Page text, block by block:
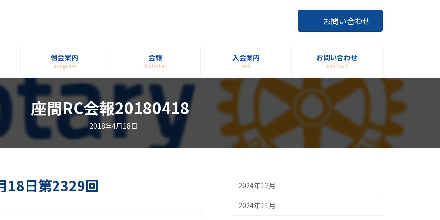
お問い合わせ
例会案内
program
会報
bulletin
入会案内
join
お問い合わせ
contact
座間RC会報20180418
2018年4月18日
18日第2329回 2024年12月
2024年11月